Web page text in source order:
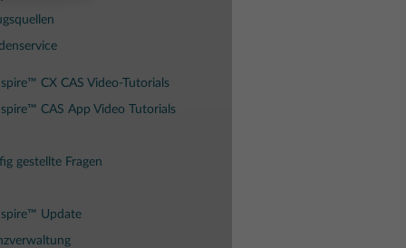
CX CAS Video-Tutorials
CAS App Video Tutorials
gestellte Fragen
Update